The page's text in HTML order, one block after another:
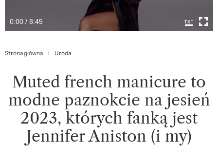
0:00 / 8:45
Strona główna Uroda
Muted french manicure to
modne paznokcie na jesień
2023, których fanką jest
Jennifer Aniston (i my)